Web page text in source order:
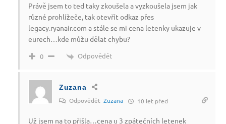
Právě jsem to ted taky zkoušela a vyzkoušela jsem jak
různé prohlížeče, tak otevřít odkaz přes
legacy.ryanair.com a stále se mi cena letenky ukazuje v
eurech…kde můžu dělat chybu?
0 Odpovědět
Zuzana
Odpovědět Zuzana 10 let před
Už jsem na to přišla…cena u 3 zpátečních letenek